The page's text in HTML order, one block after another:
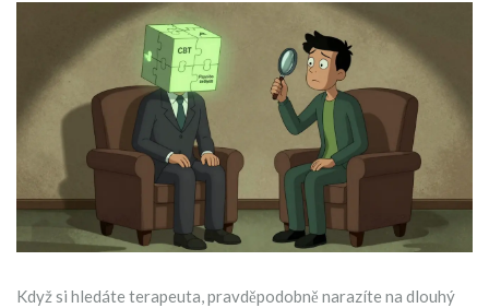
Když si hledáte terapeuta, pravděpodobně narazíte na dlouhý